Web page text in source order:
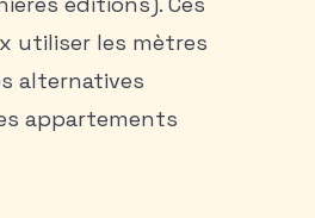
utiliser les mètres
alternatives
appartements